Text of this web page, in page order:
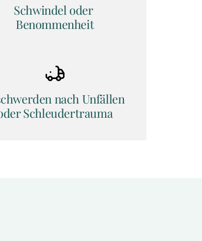
Schwindel oder
Benommenheit
nach Unfällen
Schleudertrauma